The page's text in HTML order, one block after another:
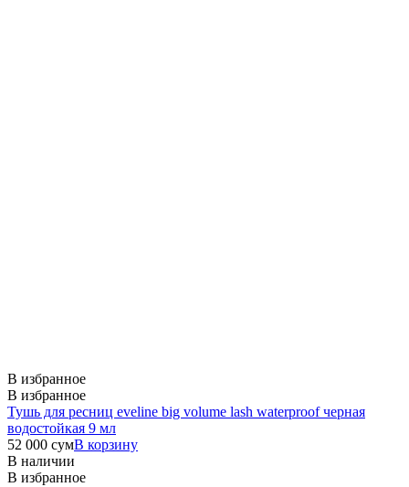
В избранное
В избранное
Тушь для ресниц eveline big volume lash waterproof черная
водостойкая 9 мл
52 000 сумВ корзину
В наличии
В избранное